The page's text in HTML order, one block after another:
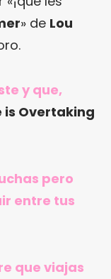
» de Lou
y que,
is Overtaking
pero
entre tus
que viajas